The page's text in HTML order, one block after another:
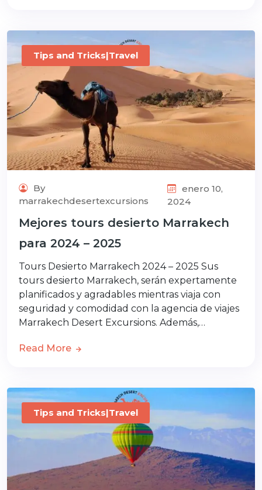
Tips and Tricks|Travel
By
marrakechdesertexcursions
enero 10,
2024
Mejores tours desierto Marrakech
para 2024 – 2025
Tours Desierto Marrakech 2024 – 2025 Sus
tours desierto Marrakech, serán expertamente
planificados y agradables mientras viaja con
seguridad y comodidad con la agencia de viajes
Marrakech Desert Excursions. Además,…
Read More
Tips and Tricks|Travel